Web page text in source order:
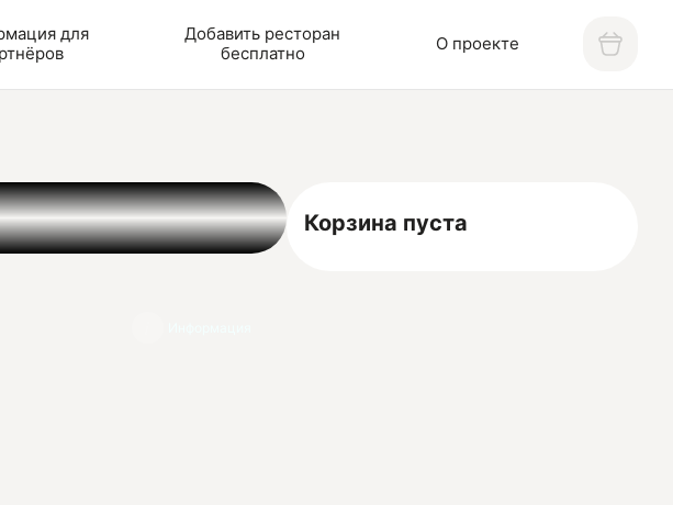
для
Добавить ресторан
бесплатно
О проекте
Корзина пуста